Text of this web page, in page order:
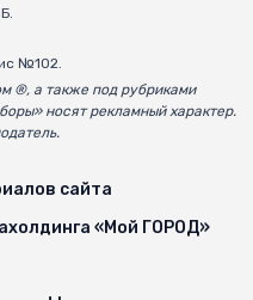
№102.
®, а также под рубриками
носят рекламный характер.
сайта
«Мой ГОРОД»